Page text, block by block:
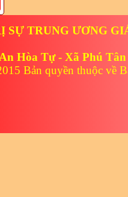
SỰ TRUNG ƯƠNG
Hòa Tự - Xã Phú
Bản quyền thuộc về